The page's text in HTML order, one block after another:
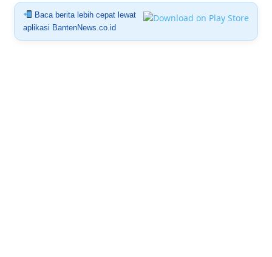
Baca berita lebih cepat lewat
aplikasi BantenNews.co.id